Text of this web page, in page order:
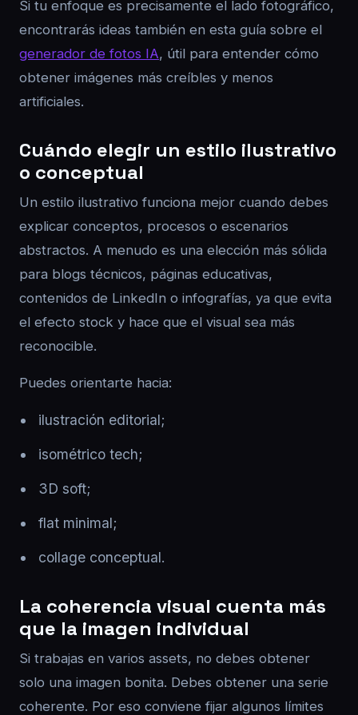
Si tu enfoque es precisamente el lado fotográfico,
encontrarás ideas también en esta guía sobre el
generador de fotos IA, útil para entender cómo
obtener imágenes más creíbles y menos
artificiales.
Cuándo elegir un estilo ilustrativo
o conceptual
Un estilo ilustrativo funciona mejor cuando debes
explicar conceptos, procesos o escenarios
abstractos. A menudo es una elección más sólida
para blogs técnicos, páginas educativas,
contenidos de LinkedIn o infografías, ya que evita
el efecto stock y hace que el visual sea más
reconocible.
Puedes orientarte hacia:
ilustración editorial;
isométrico tech;
3D soft;
flat minimal;
collage conceptual.
La coherencia visual cuenta más
que la imagen individual
Si trabajas en varios assets, no debes obtener
solo una imagen bonita. Debes obtener una serie
coherente. Por eso conviene fijar algunos límites